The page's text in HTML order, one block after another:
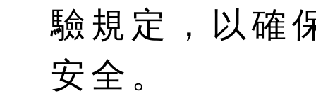
驗規定，以確
安全。